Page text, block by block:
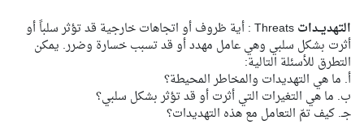
التهديــدات
Threats : أية ظروف أو اتجاهات خارجية قد تؤثر سلباً أو
أثرت بشكل سلبي وهي عامل مهدد أو قد تسبب خسارة وضرر. يمكن
التطرق للأسئلة التالية:
أ. ما هي التهديدات والمخاطر المحيطة؟
ب. ما هي التغيرات التي أثرت أو قد تؤثر بشكل سلبي؟
جـ. كيف تمّ التعامل مع هذه التهديدات؟